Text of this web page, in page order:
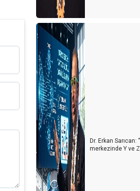
Dr. Erkan Sarıcan:
merkezinde Y ve Z